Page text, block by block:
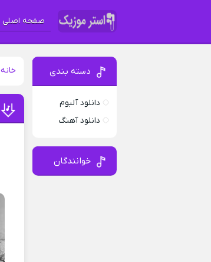
صفحه اصلی
خانه دسته بندی
دانلود آلبوم
دانلود آهنگ
خوانندگان